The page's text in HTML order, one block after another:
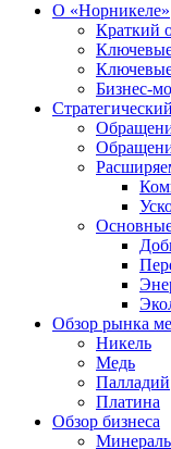
О «Норникеле»
Краткий
Ключевые
Бизнес-
Обзор рынка
Никель
Медь
Палладий
Платина
Обзор бизнеса